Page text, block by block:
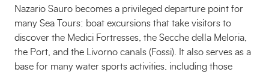
Nazario Sauro becomes a privileged departure point for
many Sea Tours: boat excursions that take visitors to
discover the Medici Fortresses, the Secche della Meloria,
the Port, and the Livorno canals (Fossi). It also serves as a
base for many water sports activities, including those